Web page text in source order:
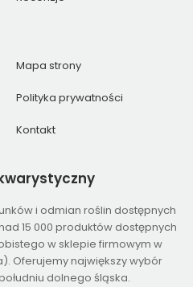
Mapa strony
Polityka prywatności
Kontakt
i odmian roślin dostępnych
15 000 produktów dostępnych
w sklepie firmowym w
Oferujemy największy wybór
dolnego śląska.